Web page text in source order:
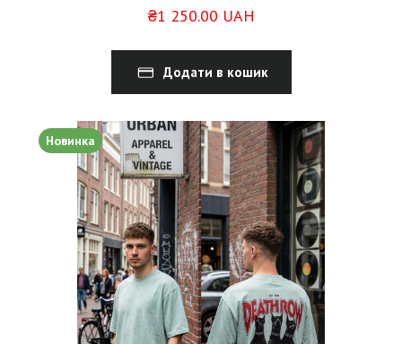
₴1 250.00 UAH
Додати в кошик
Новинка